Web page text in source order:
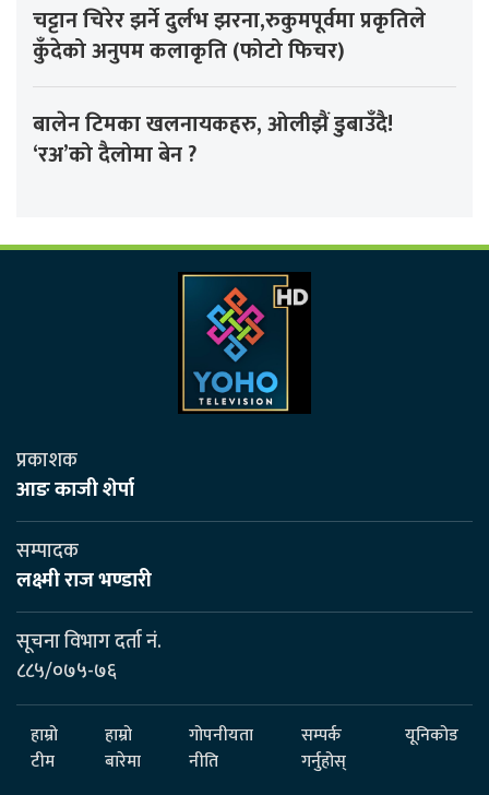
चट्टान चिरेर झर्ने दुर्लभ झरना,रुकुमपूर्वमा प्रकृतिले
कुँदेको अनुपम कलाकृति (फोटो फिचर)
बालेन टिमका खलनायकहरु, ओलीझैं डुबाउँदै!
‘रअ’को दैलोमा बेन ?
प्रकाशक
आङ काजी शेर्पा
सम्पादक
लक्ष्मी राज भण्डारी
सूचना विभाग दर्ता नं.
८८५/०७५-७६
हाम्रो
टीम
हाम्रो
बारेमा
गोपनीयता
नीति
सम्पर्क
गर्नुहोस्
यूनिकोड